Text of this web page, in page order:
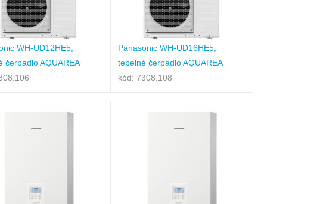
WH-UD12HE5,
čerpadlo AQUAREA
Panasonic WH-UD16HE5,
tepelné čerpadlo AQUAREA
kód: 7308.108